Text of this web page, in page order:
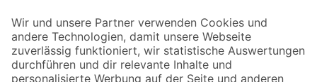
Der toom Newsletter: Keine Angebote und Aktionen mehr verpassen!
Zur Newsletter Anmeldung